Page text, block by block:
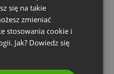
rozmowy po duże
platformy dodają też
AI, jak automatyczna
o samym formacie
o tym,
ITALIAN
się na takie
zmieniać
stosowania cookie i
Jak? Dowiedz się